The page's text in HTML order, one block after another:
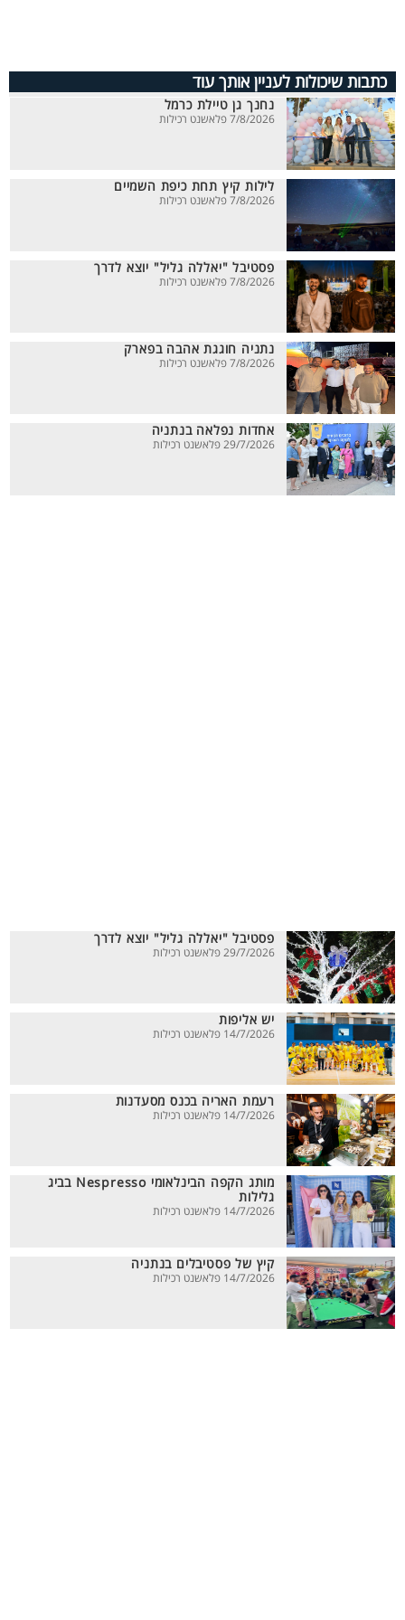
כתבות שיכולות לעניין אותך עוד
נחנך גן טיילת כרמל
7/8/2026 פלאשנט רכילות
לילות קיץ תחת כיפת השמיים
7/8/2026 פלאשנט רכילות
פסטיבל "יאללה גליל" יוצא לדרך
7/8/2026 פלאשנט רכילות
נתניה חוגגת אהבה בפארק
7/8/2026 פלאשנט רכילות
אחדות נפלאה בנתניה
29/7/2026 פלאשנט רכילות
פסטיבל "יאללה גליל" יוצא לדרך
29/7/2026 פלאשנט רכילות
יש אליפות
14/7/2026 פלאשנט רכילות
רעמת האריה בכנס מסעדנות
14/7/2026 פלאשנט רכילות
מותג הקפה הבינלאומי Nespresso בביג
גלילות
14/7/2026 פלאשנט רכילות
קיץ של פסטיבלים בנתניה
14/7/2026 פלאשנט רכילות